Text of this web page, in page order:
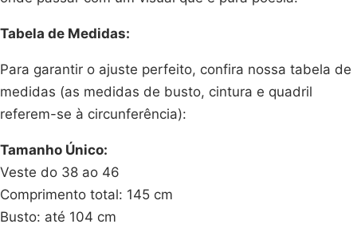
Tabela de Medidas:
Para garantir o ajuste perfeito, confira nossa tabela de
medidas (as medidas de busto, cintura e quadril
referem-se à circunferência):
Tamanho Único:
Veste do 38 ao 46
Comprimento total: 145 cm
Busto: até 104 cm